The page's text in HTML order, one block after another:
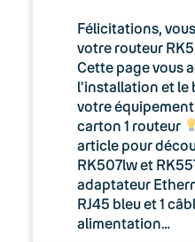
Mise
Terminaux
Félicitations,
votre routeur
Cette page vous
l’installation et
votre
carton 1 routeur
article pour
RK507lw et
adaptateur
RJ45 bleu et 1
alimentation…